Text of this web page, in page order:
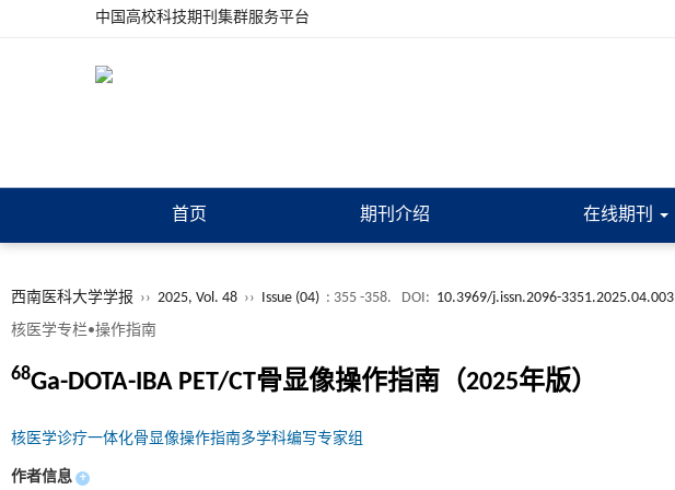
中国高校科技期刊集群服务平台
首页 期刊介绍 在线期刊
西南医科大学学报 ›› 2025, Vol. 48 ›› Issue (04) : 355 -358. DOI: 10.3969/j.issn.2096-3351.2025.04.003
核医学专栏•操作指南
68Ga-DOTA-IBA PET/CT骨显像操作指南（2025年版）
核医学诊疗一体化骨显像操作指南多学科编写专家组
作者信息 +